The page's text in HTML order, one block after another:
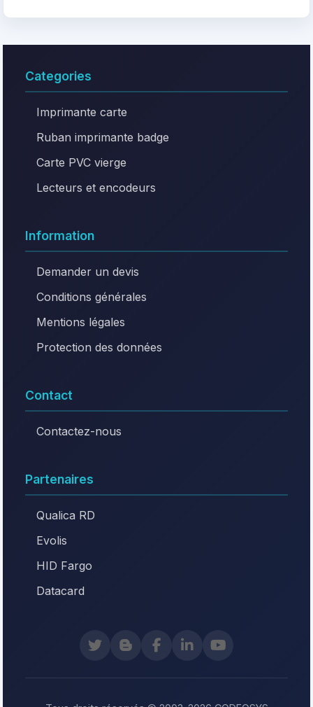
Categories
Imprimante carte
Ruban imprimante badge
Carte PVC vierge
Lecteurs et encodeurs
Information
Demander un devis
Conditions générales
Mentions légales
Protection des données
Contact
Contactez-nous
Partenaires
Qualica RD
Evolis
HID Fargo
Datacard